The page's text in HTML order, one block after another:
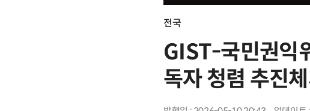
전국
GIST-국민권익
독자 청렴 추진